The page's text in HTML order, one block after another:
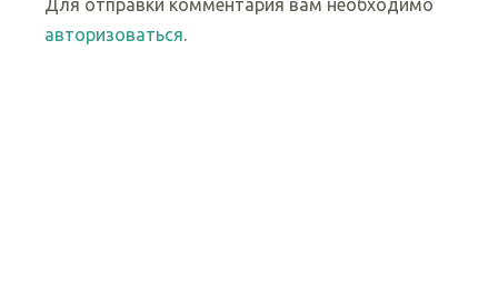
Для отправки комментария вам необходимо
авторизоваться.